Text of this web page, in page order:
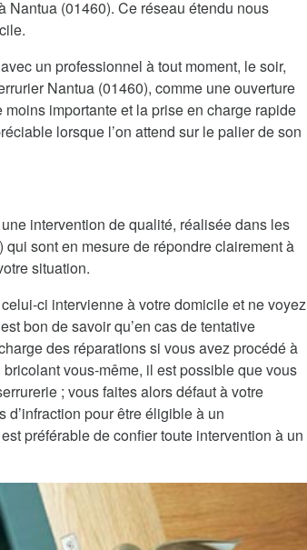
Nantua (01460). Ce réseau étendu nous
un professionnel à tout moment, le soir,
Nantua (01460), comme une ouverture
importante et la prise en charge rapide
lorsque l’on attend sur le palier de son
intervention de qualité, réalisée dans les
sont en mesure de répondre clairement à
situation.
ci intervienne à votre domicile et ne voyez
bon de savoir qu’en cas de tentative
des réparations si vous avez procédé à
vous-même, il est possible que vous
; vous faites alors défaut à votre
pour être éligible à un
préférable de confier toute intervention à un